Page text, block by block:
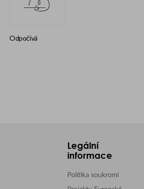
odpočívá
Legální
informace
Politika soukromi